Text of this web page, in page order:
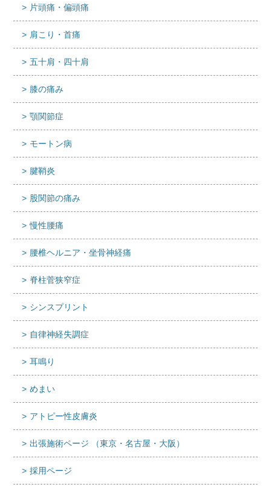
片頭痛・偏頭痛
肩こり・首痛
五十肩・四十肩
膝の痛み
顎関節症
モートン病
腱鞘炎
股関節の痛み
慢性腰痛
腰椎ヘルニア・坐骨神経痛
脊柱菅狭窄症
シンスプリント
自律神経失調症
耳鳴り
めまい
アトピー性皮膚炎
出張施術ページ （東京・名古屋・大阪）
採用ページ